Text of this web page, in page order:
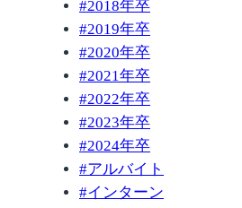
#2018年卒
#2019年卒
#2020年卒
#2021年卒
#2022年卒
#2023年卒
#2024年卒
#アルバイト
#インターン